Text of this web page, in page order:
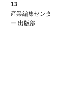
13
産業編集センタ
ー 出版部